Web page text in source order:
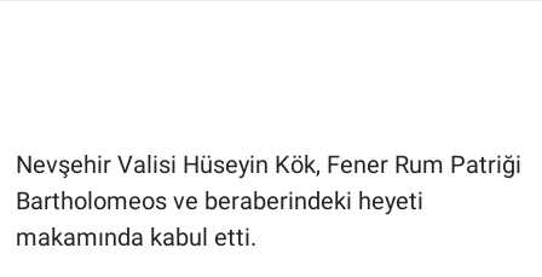
Nevşehir Valisi Hüseyin Kök, Fener Rum Patriği
Bartholomeos ve beraberindeki heyeti
makamında kabul etti.
Kayseri